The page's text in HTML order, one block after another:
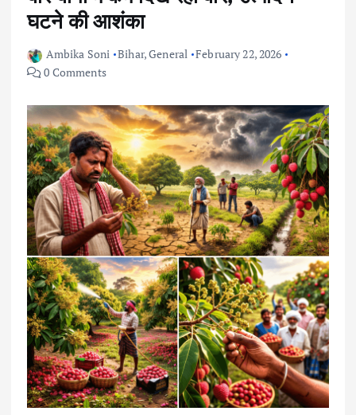
घटने की आशंका
Ambika Soni Bihar,General February 22, 2026
0 Comments